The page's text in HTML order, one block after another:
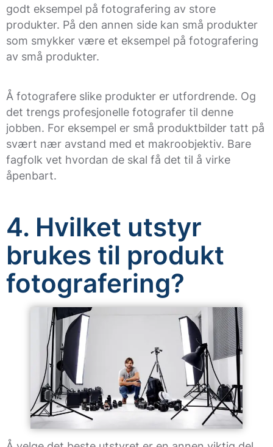
godt eksempel på fotografering av store
produkter. På den annen side kan små produkter
som smykker være et eksempel på fotografering
av små produkter.
Å fotografere slike produkter er utfordrende. Og
det trengs profesjonelle fotografer til denne
jobben. For eksempel er små produktbilder tatt på
svært nær avstand med et makroobjektiv. Bare
fagfolk vet hvordan de skal få det til å virke
åpenbart.
4. Hvilket utstyr
brukes til produkt
fotografering?